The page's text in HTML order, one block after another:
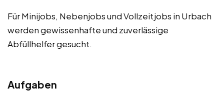
Für Minijobs, Nebenjobs und Vollzeitjobs in Urbach
werden gewissenhafte und zuverlässige
Abfüllhelfer gesucht.
Aufgaben